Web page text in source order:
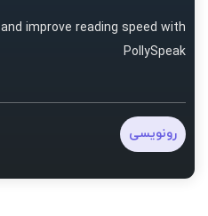
improve reading speed with
PollySpeak
رونویسی